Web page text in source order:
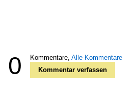
0 Kommentare, Alle Kommentare
Kommentar verfassen